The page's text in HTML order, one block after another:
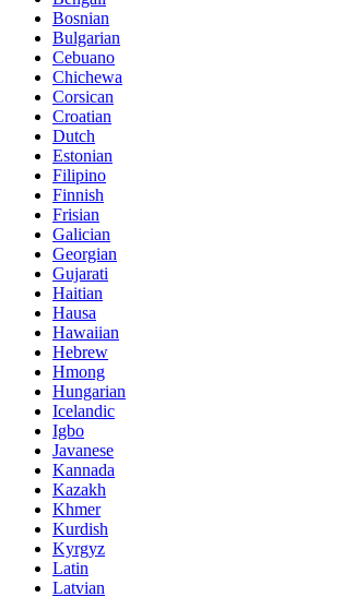
Bosnian
Bulgarian
Cebuano
Chichewa
Corsican
Croatian
Dutch
Estonian
Filipino
Finnish
Frisian
Galician
Georgian
Gujarati
Haitian
Hausa
Hawaiian
Hebrew
Hmong
Hungarian
Icelandic
Igbo
Javanese
Kannada
Kazakh
Khmer
Kurdish
Kyrgyz
Latin
Latvian